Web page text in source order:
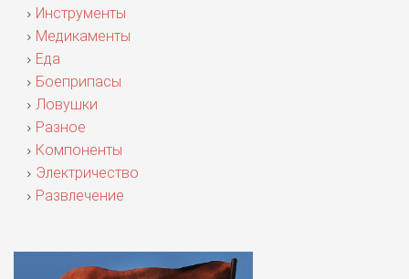
Инструменты
Медикаменты
Еда
Боеприпасы
Ловушки
Разное
Компоненты
Электричество
Развлечение